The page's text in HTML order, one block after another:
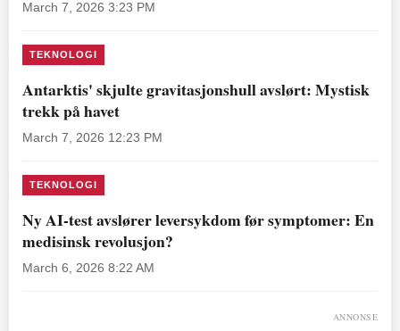
March 7, 2026 3:23 PM
TEKNOLOGI
Antarktis' skjulte gravitasjonshull avslørt: Mystisk
trekk på havet
March 7, 2026 12:23 PM
TEKNOLOGI
Ny AI-test avslører leversykdom før symptomer: En
medisinsk revolusjon?
March 6, 2026 8:22 AM
ANNONSE